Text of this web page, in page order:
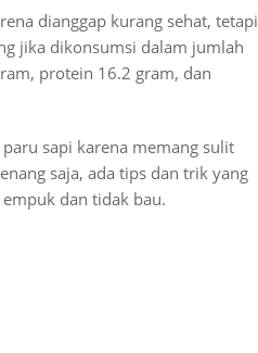
dianggap kurang sehat, tetapi
jika dikonsumsi dalam jumlah
protein 16.2 gram, dan
sapi karena memang sulit
saja, ada tips dan trik yang
dan tidak bau.